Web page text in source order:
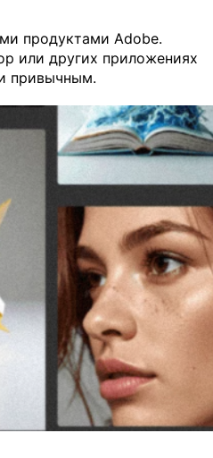
продуктами Adobe.
или других приложениях
привычным.